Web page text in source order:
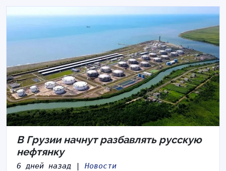
В Грузии начнут разбавлять русскую
нефтянку
6 дней назад | Новости